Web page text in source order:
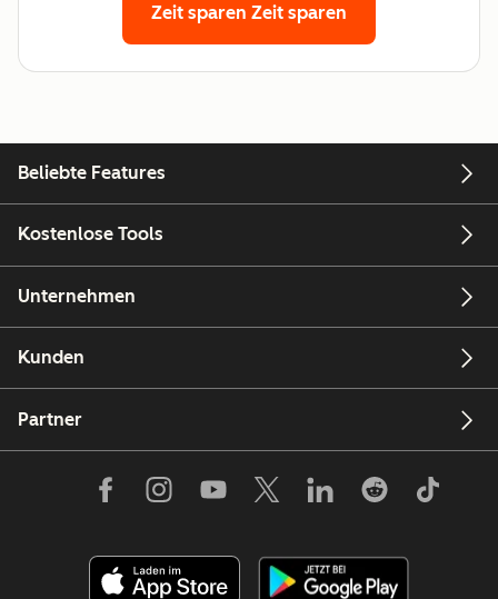
Zeit sparen Zeit sparen
Beliebte Features
Kostenlose Tools
Unternehmen
Kunden
Partner